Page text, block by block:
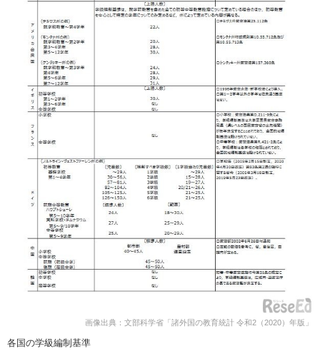
画像出典：文部科学省「諸外国の教育統計 令和2（2020）年版」
各国の学級編制基準